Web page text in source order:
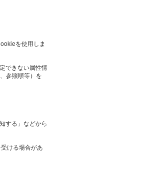
を使用しま
できない属性情
参照順等）を
する」などから
ける場合があ